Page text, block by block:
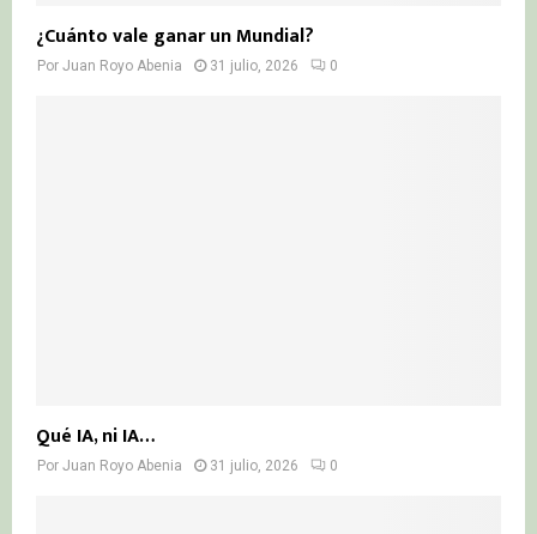
¿Cuánto vale ganar un Mundial?
Por Juan Royo Abenia 31 julio, 2026 0
Qué IA, ni IA…
Por Juan Royo Abenia 31 julio, 2026 0